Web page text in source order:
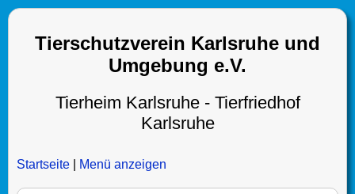
Tierschutzverein Karlsruhe und
Umgebung e.V.
Tierheim Karlsruhe - Tierfriedhof
Karlsruhe
Startseite Menü anzeigen